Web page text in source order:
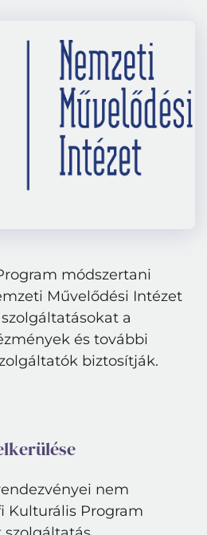
módszertani
Művelődési Intézet
a
és további
biztosítják.
nem
Kulturális Program